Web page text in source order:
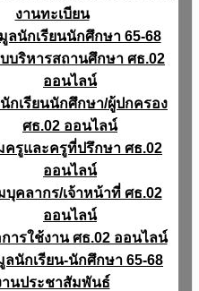
งานทะเบียน
ลนักเรียนนักศึกษา 65-68
บริหารสถานศึกษา ศธ.02
ออนไลน์
กเรียนนักศึกษา/ผู้ปกครอง
ศธ.02 ออนไลน์
ครูและครูที่ปรึกษา ศธ.02
ออนไลน์
บุคลากร/เจ้าหน้าที่ ศธ.02
ออนไลน์
ารใช้งาน ศธ.02 ออนไลน์
นักเรียน-นักศึกษา 65-68
านประชาสัมพันธ์